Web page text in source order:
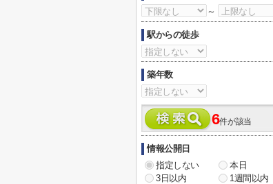
～
駅からの徒歩
築年数
6件が該当
情報公開日
指定しない
本日
3日以内
1週間以内